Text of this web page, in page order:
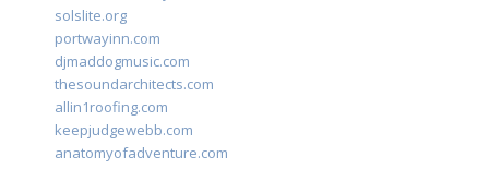
solslite.org
portwayinn.com
djmaddogmusic.com
thesoundarchitects.com
allin1roofing.com
keepjudgewebb.com
anatomyofadventure.com